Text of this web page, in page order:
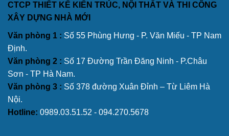
CTCP THIẾT KẾ KIẾN TRÚC, NỘI THẤT VÀ THI CÔNG
XÂY DỰNG NHÀ MỚI
Văn phòng 1 : Số 55 Phùng Hưng - P. Văn Miếu - TP Nam
Định.
Văn phòng 2 : Số 17 Đường Trần Đăng Ninh - P.Châu
Sơn - TP Hà Nam.
Văn phòng 3 : Số 378 đường Xuân Đỉnh – Từ Liêm Hà
Nội.
Hotline: 0989.03.51.52 - 094.270.5678